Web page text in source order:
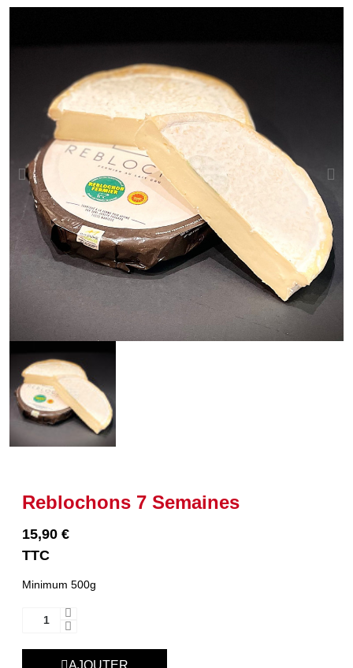
Reblochons 7 Semaines
15,90 €
TTC
Minimum 500g
AJOUTER